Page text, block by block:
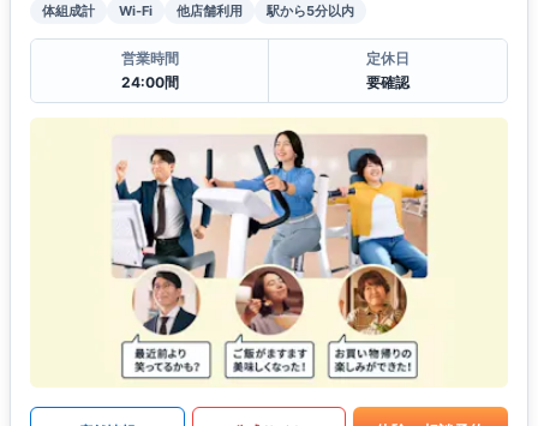
体組成計 Wi-Fi 他店舗利用 駅から5分以内
営業時間
24:00間
定休日
要確認